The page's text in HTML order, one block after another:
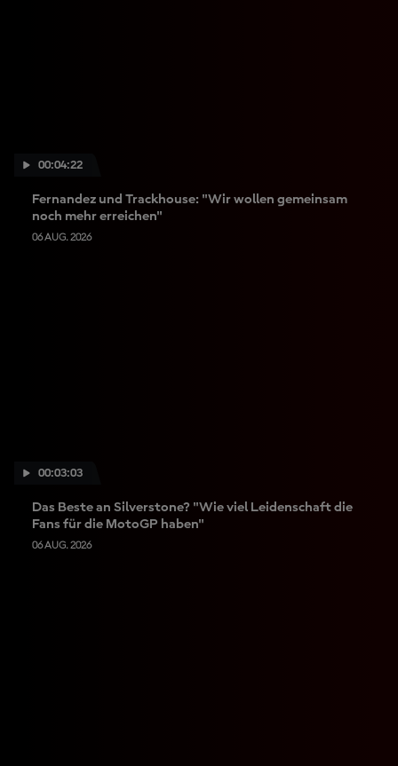
00:04:22
Fernandez und Trackhouse: "Wir wollen gemeinsam
noch mehr erreichen"
06 AUG. 2026
00:03:03
Das Beste an Silverstone? "Wie viel Leidenschaft die
Fans für die MotoGP haben"
06 AUG. 2026